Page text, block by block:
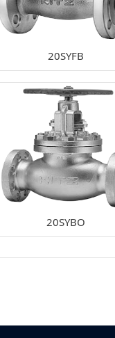
20SYFB
20SYBO